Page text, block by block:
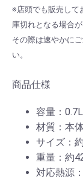
※店頭でも販売して
庫切れとなる場合が
その際は速やかに
い。
商品仕様
容量：0.7L
材質：本
サイズ：
重量：約
対応熱源